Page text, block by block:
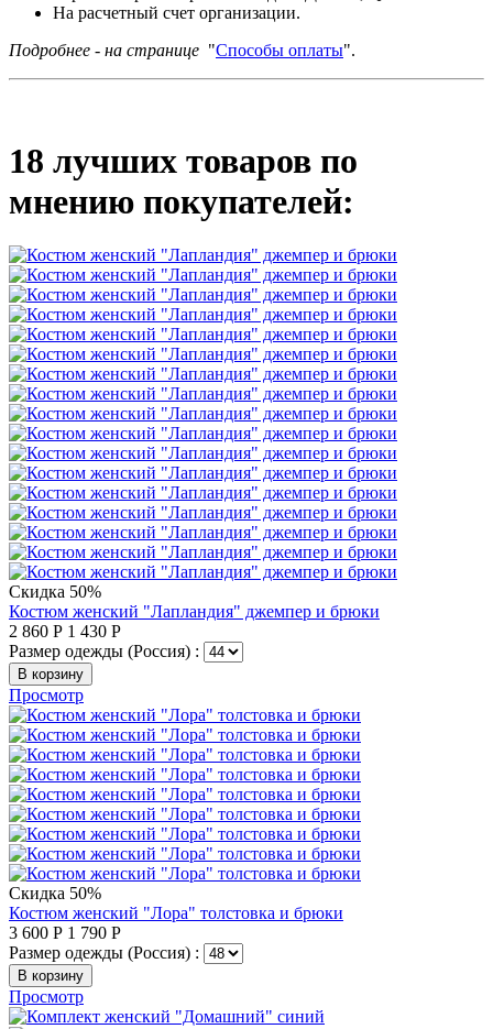
На расчетный счет организации.
Подробнее - на странице "Способы оплаты".
18 лучших товаров по
мнению покупателей:
Скидка 50%
Костюм женский "Лапландия" джемпер и брюки
2 860 Р 1 430 Р
Размер одежды (Россия) :
В корзину
Просмотр
Скидка 50%
Костюм женский "Лора" толстовка и брюки
3 600 Р 1 790 Р
Размер одежды (Россия) :
В корзину
Просмотр